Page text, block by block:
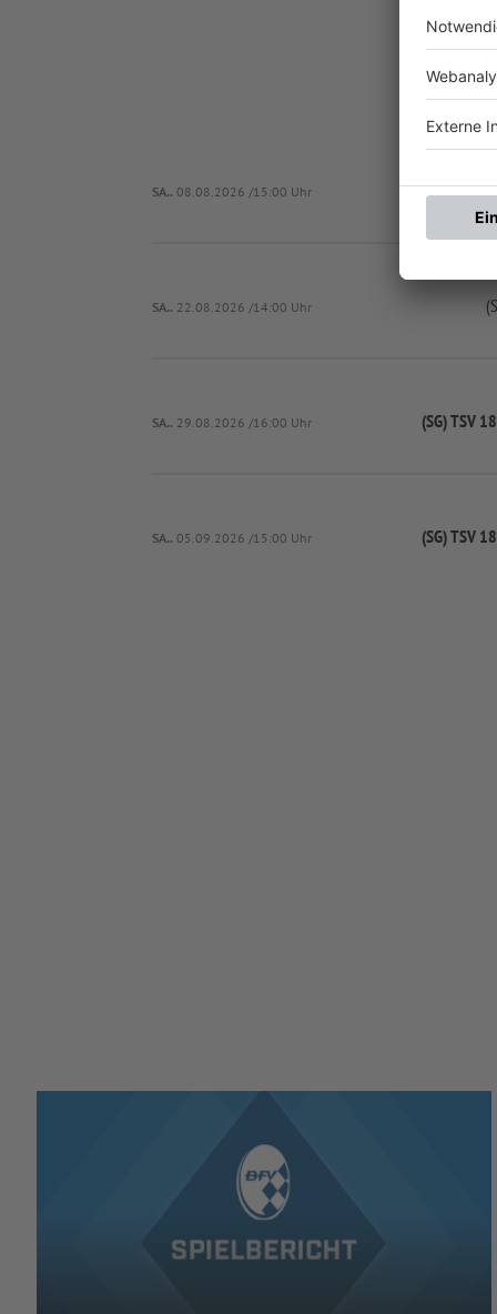
SA.. 08.08.2026 /15:00 Uhr (SG) TSV
SA.. 22.08.2026 /14:00 Uhr
SA.. 29.08.2026 /16:00 Uhr (SG) TSV
SA.. 05.09.2026 /15:00 Uhr (SG) TSV